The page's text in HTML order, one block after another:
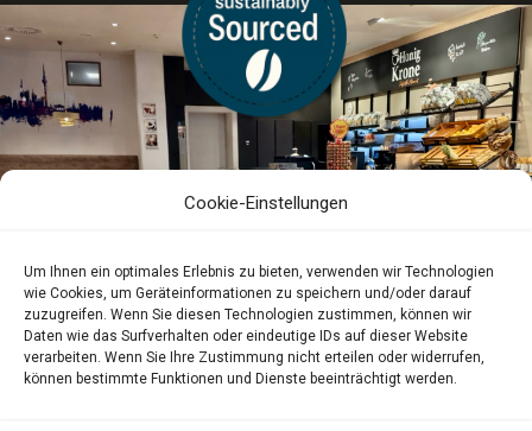
Cookie-Einstellungen
Um Ihnen ein optimales Erlebnis zu bieten, verwenden wir Technologien
wie Cookies, um Geräteinformationen zu speichern und/oder darauf
zuzugreifen. Wenn Sie diesen Technologien zustimmen, können wir
Daten wie das Surfverhalten oder eindeutige IDs auf dieser Website
verarbeiten. Wenn Sie Ihre Zustimmung nicht erteilen oder widerrufen,
können bestimmte Funktionen und Dienste beeinträchtigt werden.